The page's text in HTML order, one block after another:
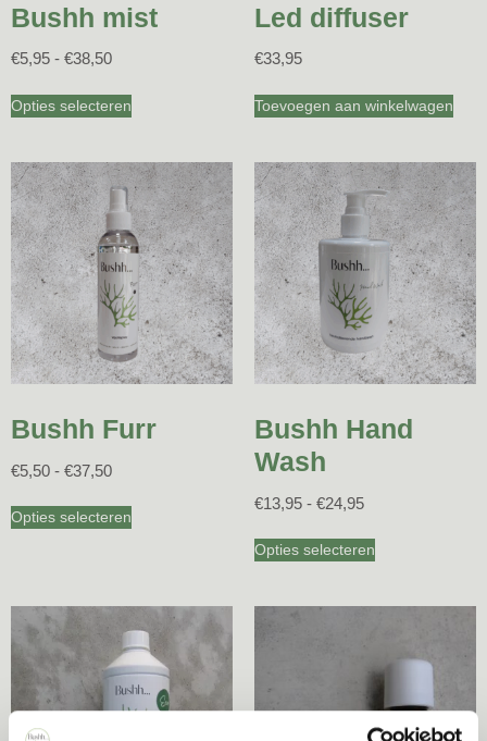
Bushh mist
€5,95 - €38,50
Opties selecteren
Led diffuser
€33,95
Toevoegen aan winkelwagen
Bushh Furr
€5,50 - €37,50
Opties selecteren
Bushh Hand
Wash
€13,95 - €24,95
Opties selecteren